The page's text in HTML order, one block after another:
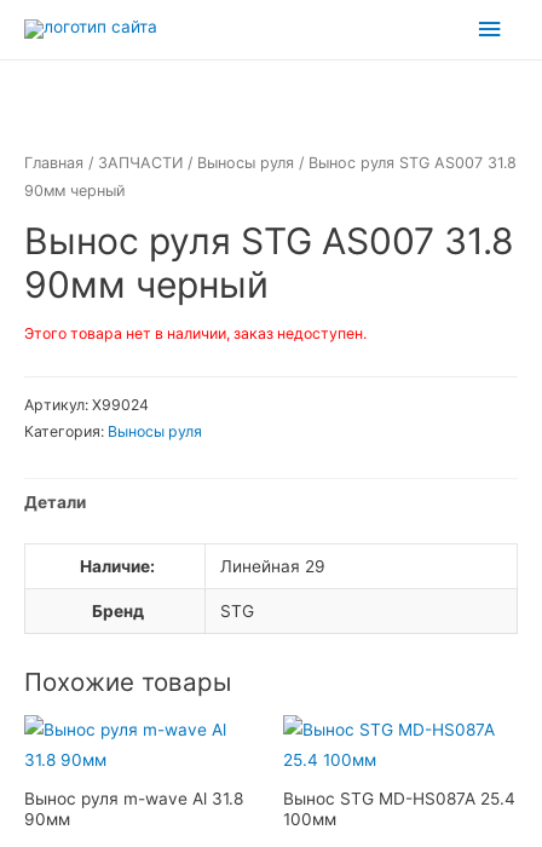
Главная / ЗАПЧАСТИ / Выносы руля / Вынос руля STG AS007 31.8
90мм черный
Вынос руля STG AS007 31.8
90мм черный
Этого товара нет в наличии, заказ недоступен.
Артикул: Х99024
Категория: Выносы руля
Детали
Наличие: Линейная 29
Бренд STG
Похожие товары
Вынос руля m-wave Al 31.8
90мм
Вынос STG MD-HS087A 25.4
100мм